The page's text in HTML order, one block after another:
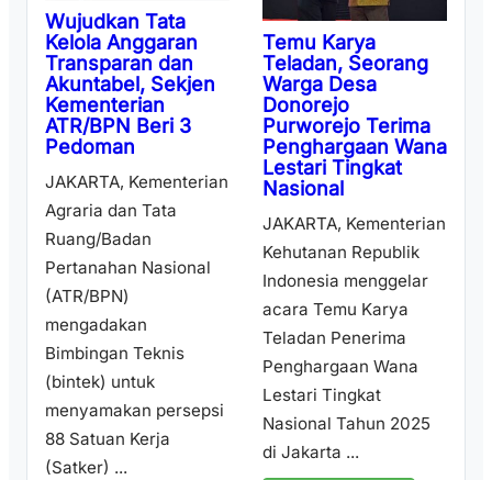
Wujudkan Tata
Kelola Anggaran
Transparan dan
Akuntabel, Sekjen
Kementerian
ATR/BPN Beri 3
Pedoman
JAKARTA, Kementerian
Agraria dan Tata
Ruang/Badan
Pertanahan Nasional
(ATR/BPN)
mengadakan
Bimbingan Teknis
(bintek) untuk
menyamakan persepsi
88 Satuan Kerja
(Satker) ...
Temu Karya
Teladan, Seorang
Warga Desa
Donorejo
Purworejo Terima
Penghargaan Wana
Lestari Tingkat
Nasional
JAKARTA, Kementerian
Kehutanan Republik
Indonesia menggelar
acara Temu Karya
Teladan Penerima
Penghargaan Wana
Lestari Tingkat
Nasional Tahun 2025
di Jakarta ...